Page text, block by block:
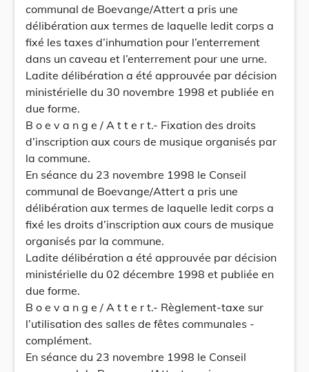
communal de Boevange/Attert a pris une
délibération aux termes de laquelle ledit corps a
fixé les taxes d’inhumation pour l’enterrement
dans un caveau et l’enterrement pour une urne.
Ladite délibération a été approuvée par décision
ministérielle du 30 novembre 1998 et publiée en
due forme.
B o e v a n g e / A t t e r t.- Fixation des droits
d’inscription aux cours de musique organisés par
la commune.
En séance du 23 novembre 1998 le Conseil
communal de Boevange/Attert a pris une
délibération aux termes de laquelle ledit corps a
fixé les droits d’inscription aux cours de musique
organisés par la commune.
Ladite délibération a été approuvée par décision
ministérielle du 02 décembre 1998 et publiée en
due forme.
B o e v a n g e / A t t e r t.- Règlement-taxe sur
l’utilisation des salles de fêtes communales -
complément.
En séance du 23 novembre 1998 le Conseil